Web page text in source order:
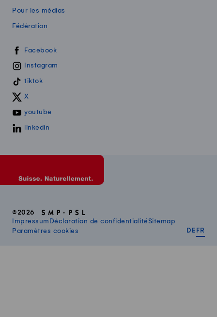
Pour les médias
Fédération
Swissmilk sur les réseaux sociaux
Facebook
Instagram
tiktok
X
youtube
linkedin
©2026
Impressum Déclaration de confidentialitéSitemap
Paramètres cookies
DE FR